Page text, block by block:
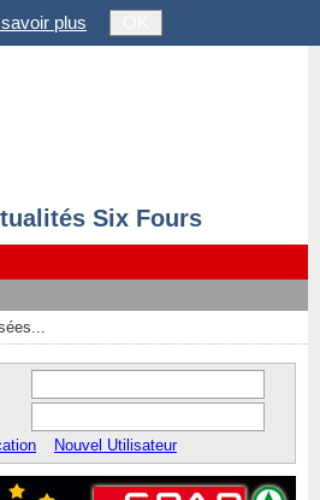
plus
Six Fours
Nouvel Utilisateur